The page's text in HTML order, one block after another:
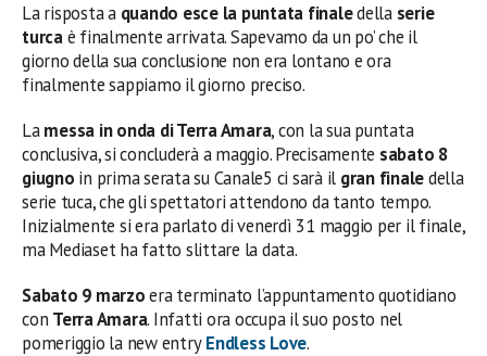
La risposta a quando esce la puntata finaledella serie
turcaè finalmente arrivata. Sapevamo da un po’ che il
giorno della sua conclusione non era lontano e ora
finalmente sappiamo il giorno preciso.
Lamessa in onda di Terra Amara, con la sua puntata
conclusiva, si concluderà a maggio. Precisamente sabato 8
giugno in prima serata su Canale5 ci sarà il gran finaledella
serie tuca, che gli spettatori attendono da tanto tempo.
Inizialmente si era parlato di venerdì 31 maggio per il finale,
ma Mediaset ha fatto slittare la data.
Sabato 9 marzoera terminato l’appuntamento quotidiano
con Terra Amara. Infatti ora occupa il suo posto nel
pomeriggio la new entry Endless Love.